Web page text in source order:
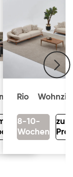
Rio
8-10-
Wochen
zum